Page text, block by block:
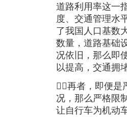
道路利用率这一
度、交通管理水
了我国人口基数
数量，道路基础
况依旧，那么即
以提高，交通拥
再者，即便是
况，那么严格限
让自行车为机动